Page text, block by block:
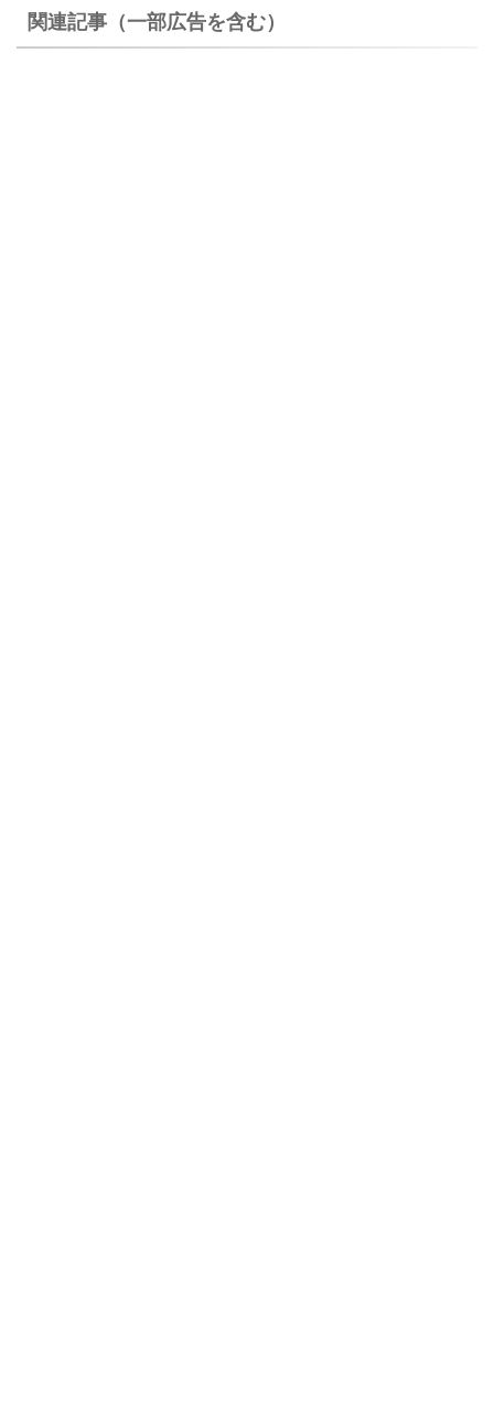
関連記事（一部広告を含む）